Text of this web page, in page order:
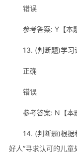
错误
参考答案: Y【本
13. (判断题)学习
正确
错误
参考答案: N【本
14. (判断题)根据
好人”寻求认可的儿